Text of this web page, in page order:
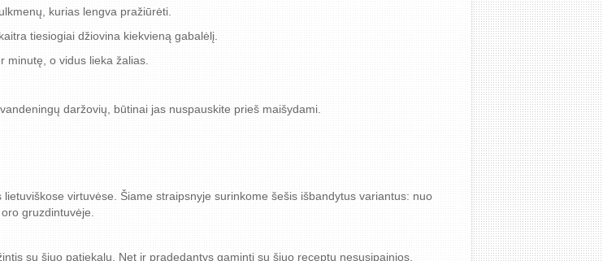
kurias lengva pražiūrėti.
tiesiogiai džiovina kiekvieną gabalėlį.
minutę, o vidus lieka žalias.
daržovių, būtinai jas nuspauskite prieš maišydami.
virtuvėse. Šiame straipsnyje surinkome šešis išbandytus variantus: nuo
gruzdintuvėje.
su šiuo patiekalu. Net ir pradedantys gaminti su šiuo receptu nesusipainios.